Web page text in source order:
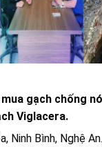
gạch chống
Viglacera.
Ninh Bình, Nghệ An.